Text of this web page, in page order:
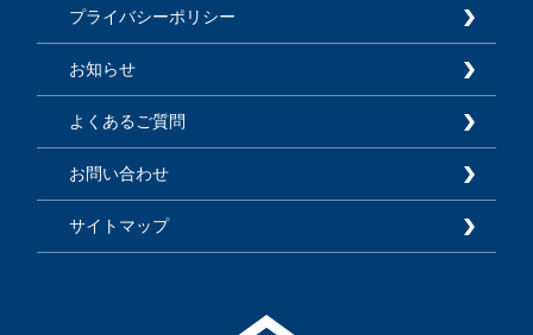
プライバシーポリシー
お知らせ
よくあるご質問
お問い合わせ
サイトマップ